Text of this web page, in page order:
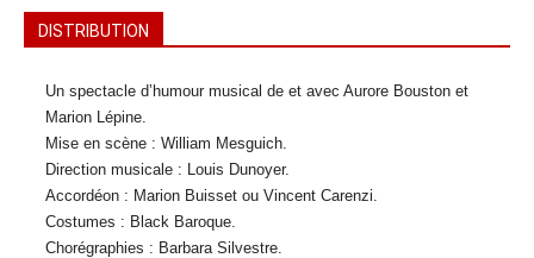
DISTRIBUTION
Un spectacle d’humour musical de et avec Aurore Bouston et
Marion Lépine.
Mise en scène : William Mesguich.
Direction musicale : Louis Dunoyer.
Accordéon : Marion Buisset ou Vincent Carenzi.
Costumes : Black Baroque.
Chorégraphies : Barbara Silvestre.